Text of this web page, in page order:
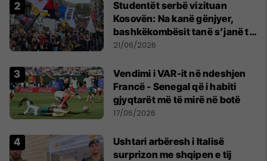
Studentët serbë vizituan
Kosovën: Na kanë gënjyer,
bashkëkombësit tanë s’janë të
shtypur
21/06/2026
Vendimi i VAR-it në ndeshjen
Francë - Senegal që i habiti
gjyqtarët më të mirë në botë
17/06/2026
Ushtari arbëresh i Italisë
surprizon me shqipen e tij